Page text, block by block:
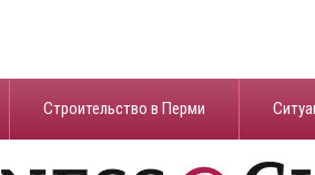
Строительство в Перми